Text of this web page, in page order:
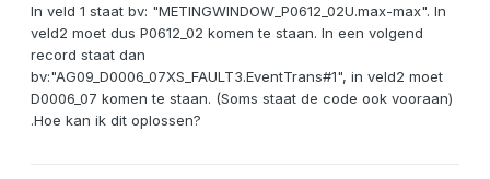
In veld 1 staat bv: "METINGWINDOW_P0612_02U.max-max". In
veld2 moet dus P0612_02 komen te staan. In een volgend
record staat dan
bv:"AG09_D0006_07XS_FAULT3.EventTrans#1", in veld2 moet
D0006_07 komen te staan. (Soms staat de code ook vooraan)
.Hoe kan ik dit oplossen?